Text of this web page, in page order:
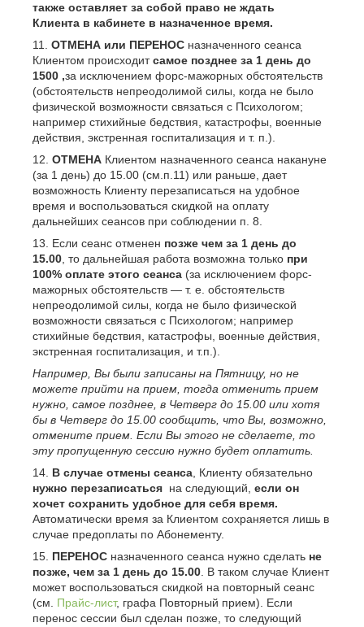
также оставляет за собой право не ждать
Клиента в кабинете в назначенное время.
ОТМЕНА или ПЕРЕНОС назначенного сеанса
Клиентом происходитсамое позднее за 1 день до
1500 ,за исключением форс-мажорных обстоятельств
(обстоятельств непреодолимой силы, когда не было
физической возможности связаться с Психологом;
например стихийные бедствия, катастрофы, военные
действия, экстренная госпитализация и т. п.).
ОТМЕНА Клиентом назначенного сеанса накануне
(за 1 день) до 15.00 (см.п.11) или раньше, дает
возможность Клиенту перезаписаться на удобное
время и воспользоваться скидкой на оплату
дальнейших сеансов при соблюдении п. 8.
Если сеанс отменен позже чем за 1 день до
15.00 , то дальнейшая работа возможна только при
100% оплате этого сеанса (за исключением форс-
мажорных обстоятельств — т. е. обстоятельств
непреодолимой силы, когда не было физической
возможности связаться с Психологом; например
стихийные бедствия, катастрофы, военные действия,
экстренная госпитализация, и т.п.).
Например, Вы были записаны на Пятницу, но не
можете прийти на прием, тогда отменить прием
нужно, самое позднее, в Четверг до 15.00 или хотя
бы в Четверг до 15.00 сообщить, что Вы, возможно,
отмените прием. Если Вы этого не сделаете, то
эту пропущенную сессию нужно будет оплатить.
В случае отмены сеанса , Клиенту обязательно
нужно перезаписаться на следующий, если он
хочет сохранить удобное для себя время.
Автоматически время за Клиентом сохраняется лишь в
случае предоплаты по Абонементу.
ПЕРЕНОС назначенного сеанса нужно сделать не
позже, чем за 1 день до 15.00 . В таком случае Клиент
может воспользоваться скидкой на повторный сеанс
(см. Прайс-лист, графа Повторный прием). Если
перенос сессии был сделан позже, то следующий